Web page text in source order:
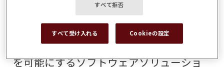
サンドビックの戦略的野心は、設計と計
画から準備、生産、検証に至るまで、部
品製造のバリューチェーン全体の自動化
を可能にするソフトウェアソリューショ
すべて拒否
すべて受け入れる Cookieの設定